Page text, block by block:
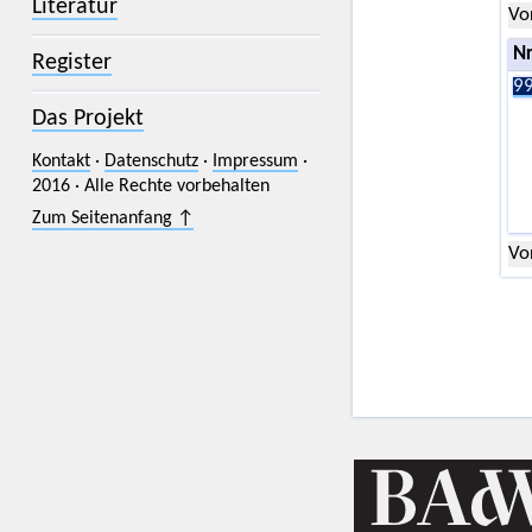
Literatur
Register
Das Projekt
Kontakt· Datenschutz· Impressum ·
2016 · Alle Rechte vorbehalten
Zum Seitenanfang ↑